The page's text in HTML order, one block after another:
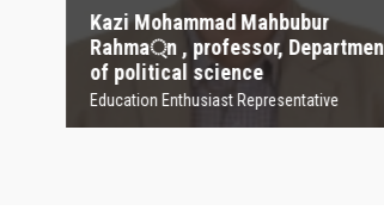
Kazi Mohammad Mahbubur
Rahma্‌n , professor, Department
of political science
Education Enthusiast Representative
Education Enthusiast Representative